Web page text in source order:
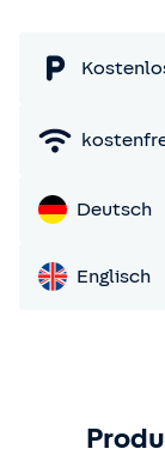
Deutsch
Englisch